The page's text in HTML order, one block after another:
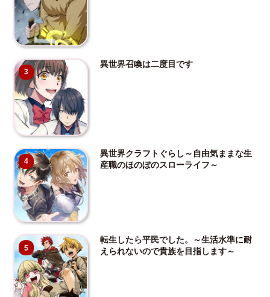
3
異世界召喚は二度目です
4
異世界クラフトぐらし～自由気ままな生
産職のほのぼのスローライフ～
5
転生したら平民でした。～生活水準に耐
えられないので貴族を目指します～